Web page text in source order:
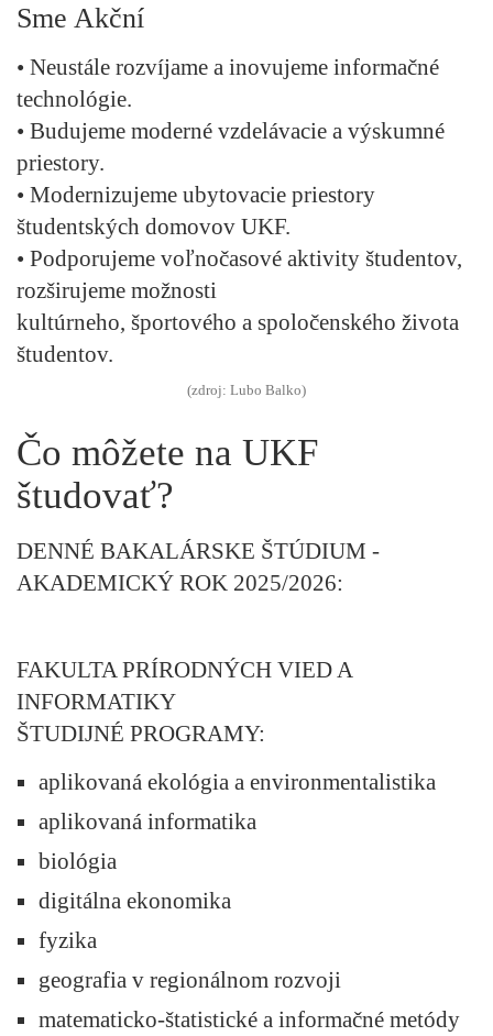
Sme Akční
• Neustále rozvíjame a inovujeme informačné
technológie.
• Budujeme moderné vzdelávacie a výskumné
priestory.
• Modernizujeme ubytovacie priestory
študentských domovov UKF.
• Podporujeme voľnočasové aktivity študentov,
rozširujeme možnosti
kultúrneho, športového a spoločenského života
študentov.
(zdroj: Lubo Balko)
Čo môžete na UKF
študovať?
DENNÉ BAKALÁRSKE ŠTÚDIUM -
AKADEMICKÝ ROK 2025/2026:
FAKULTA PRÍRODNÝCH VIED A
INFORMATIKY
ŠTUDIJNÉ PROGRAMY:
aplikovaná ekológia a environmentalistika
aplikovaná informatika
biológia
digitálna ekonomika
fyzika
geografia v regionálnom rozvoji
matematicko-štatistické a informačné metódy